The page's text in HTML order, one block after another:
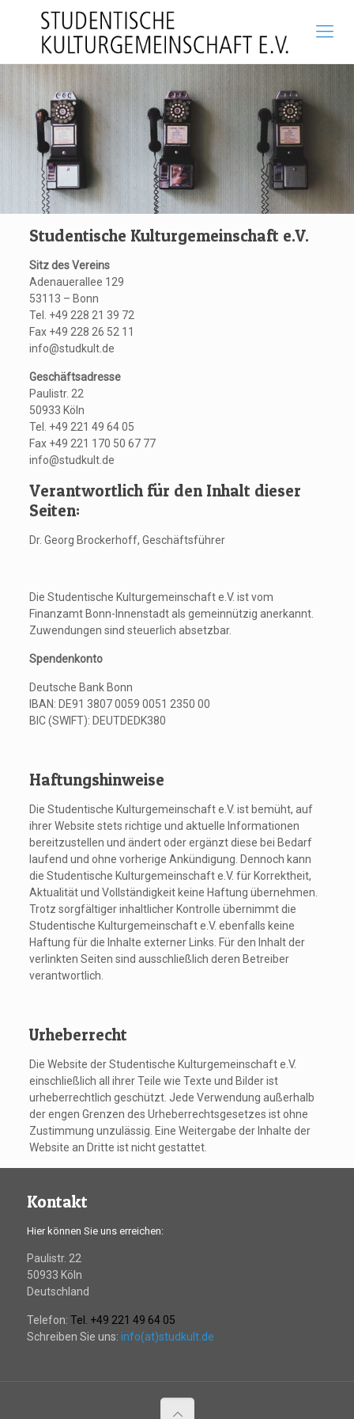
Studentische Kulturgemeinschaft e.V.
Sitz des Vereins
Adenauerallee 129
53113 – Bonn
Tel. +49 228 21 39 72
Fax +49 228 26 52 11
info@studkult.de
Geschäftsadresse
Paulistr. 22
50933 Köln
Tel. +49 221 49 64 05
Fax +49 221 170 50 67 77
info@studkult.de
Verantwortlich für den Inhalt dieser
Seiten:
Dr. Georg Brockerhoff, Geschäftsführer
Die Studentische Kulturgemeinschaft e.V. ist vom
Finanzamt Bonn-Innenstadt als gemeinnützig anerkannt.
Zuwendungen sind steuerlich absetzbar.
Spendenkonto
Deutsche Bank Bonn
IBAN: DE91 3807 0059 0051 2350 00
BIC (SWIFT): DEUTDEDK380
Haftungshinweise
Die Studentische Kulturgemeinschaft e.V. ist bemüht, auf
ihrer Website stets richtige und aktuelle Informationen
bereitzustellen und ändert oder ergänzt diese bei Bedarf
laufend und ohne vorherige Ankündigung. Dennoch kann
die Studentische Kulturgemeinschaft e.V. für Korrektheit,
Aktualität und Vollständigkeit keine Haftung übernehmen.
Trotz sorgfältiger inhaltlicher Kontrolle übernimmt die
Studentische Kulturgemeinschaft e.V. ebenfalls keine
Haftung für die Inhalte externer Links. Für den Inhalt der
verlinkten Seiten sind ausschließlich deren Betreiber
verantwortlich.
Urheberrecht
Die Website der Studentische Kulturgemeinschaft e.V.
einschließlich all ihrer Teile wie Texte und Bilder ist
urheberrechtlich geschützt. Jede Verwendung außerhalb
der engen Grenzen des Urheberrechtsgesetzes ist ohne
Zustimmung unzulässig. Eine Weitergabe der Inhalte der
Website an Dritte ist nicht gestattet.
Kontakt
Hier können Sie uns erreichen:
Paulistr. 22
50933 Köln
Deutschland
Telefon: Tel. +49 221 49 64 05
Schreiben Sie uns: info(at)studkult.de